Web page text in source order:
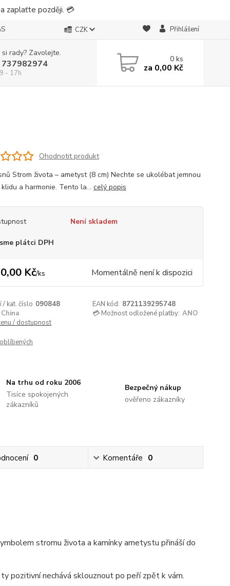
zaplaťte později. 💳
CZK Přihlášení
rady? Zavolejte.
737982974
- 17h
0ks
za 0,00 Kč
Ohodnotit produkt
Strom života – ametyst (8 cm) Nechte se ukolébat jemnou
a harmonie. Tento la... celý popis
Není skladem
plátci DPH
Kč/ks Momentálně není k dispozici
/ kat. číslo 090848 EAN kód: 8721139295748
China 💳 Možnost odložené platby: ANO
/ dostupnost
Na trhu od roku 2006
Tisíce spokojených
zákazníků
Bezpečný nákup
ověřeno zákazníky
0 Komentáře 0
stromu života a kamínky ametystu přináší do
pozitivní nechává sklouznout po peří zpět k vám.